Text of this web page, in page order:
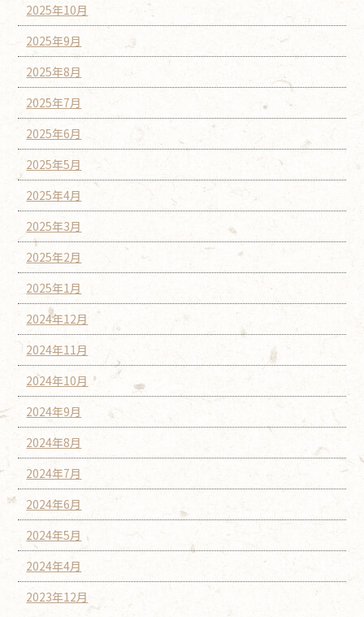
2025年10月
2025年9月
2025年8月
2025年7月
2025年6月
2025年5月
2025年4月
2025年3月
2025年2月
2025年1月
2024年12月
2024年11月
2024年10月
2024年9月
2024年8月
2024年7月
2024年6月
2024年5月
2024年4月
2023年12月